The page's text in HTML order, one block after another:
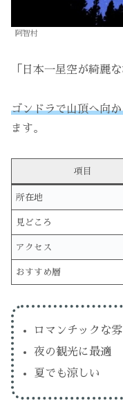
阿智村
「日本一星空が綺麗
ゴンドラで山頂へ向
ます。
項目
所在地
見どころ
アクセス
おすすめ層
ロマンチックな
夜の観光に最適
夏でも涼しい